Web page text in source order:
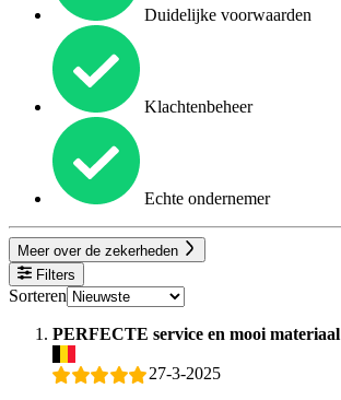
Duidelijke voorwaarden
Klachtenbeheer
Echte ondernemer
Meer over de zekerheden
Filters
Sorteren
PERFECTE service en mooi materiaal
27-3-2025